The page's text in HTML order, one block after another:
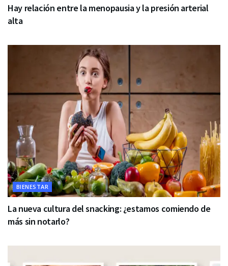
Hay relación entre la menopausia y la presión arterial
alta
BIENESTAR
La nueva cultura del snacking: ¿estamos comiendo de
más sin notarlo?